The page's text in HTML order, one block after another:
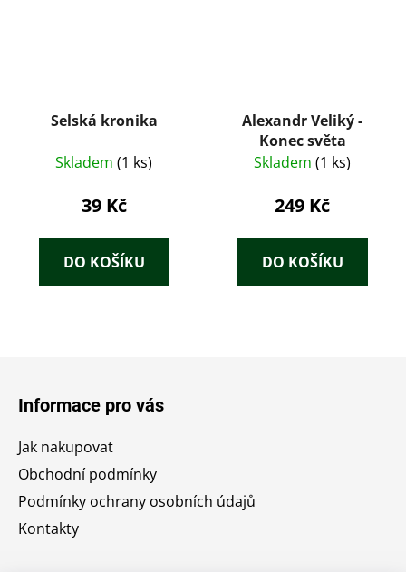
Selská kronika
Skladem (1 ks)
39 Kč
DO KOŠÍKU
Alexandr Veliký -
Konec světa
Skladem (1 ks)
249 Kč
DO KOŠÍKU
Informace pro vás
Jak nakupovat
Obchodní podmínky
Podmínky ochrany osobních údajů
Kontakty